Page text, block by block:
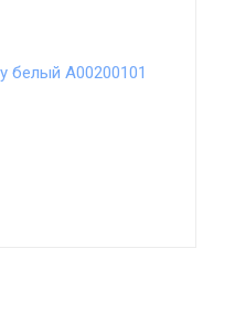
белый А00200101